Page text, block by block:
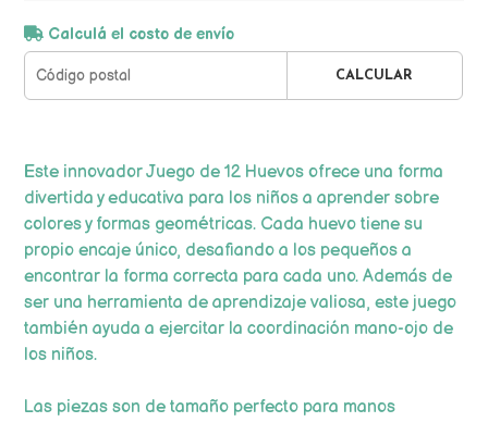
Calculá el costo de envío
CALCULAR
Este innovador Juego de 12 Huevos ofrece una forma
divertida y educativa para los niños a aprender sobre
colores y formas geométricas. Cada huevo tiene su
propio encaje único, desafiando a los pequeños a
encontrar la forma correcta para cada uno. Además de
ser una herramienta de aprendizaje valiosa, este juego
también ayuda a ejercitar la coordinación mano-ojo de
los niños.
Las piezas son de tamaño perfecto para manos